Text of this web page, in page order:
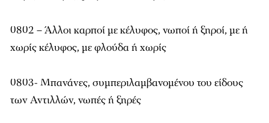
0802 – Άλλοι καρποί με κέλυφος, νωποί ή ξηροί, με ή
χωρίς κέλυφος, με φλούδα ή χωρίς
0803- Μπανάνες, συμπεριλαμβανομένου του είδους
των Αντιλλών, νωπές ή ξηρές